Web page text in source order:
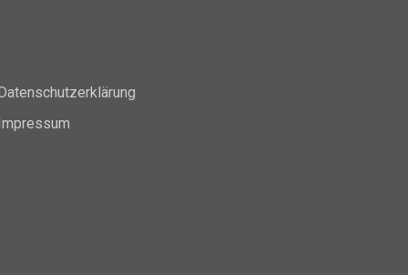
Impressum